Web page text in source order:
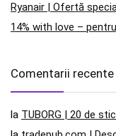
Ryanair | Ofertă
14% with love –
Comentarii recente
la TUBORG | 20 de